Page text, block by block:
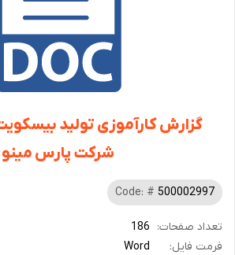
گزارش کارآموزی تولید
شرکت پارس مینو
Code: # 500002997
تعداد صفحات: 186
فرمت فایل:
Word